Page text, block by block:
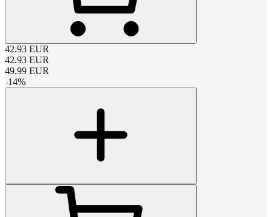
42.93 EUR
42.93 EUR
49.99 EUR
-14%